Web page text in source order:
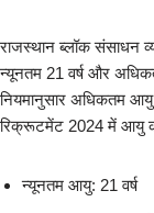
राजस्थान ब्लॉक संसाधन
न्यूनतम 21 वर्ष और
नियमानुसार अधिकतम आयु
रिक्रूटमेंट 2024 में आयु
न्यूनतम आयु: 21 वर्ष